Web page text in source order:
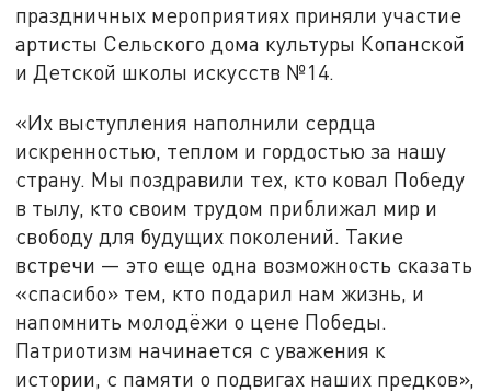
праздничных мероприятиях приняли участие
артисты Сельского дома культуры Копанской
и Детской школы искусств №14.
«Их выступления наполнили сердца
искренностью, теплом и гордостью за нашу
страну. Мы поздравили тех, кто ковал Победу
в тылу, кто своим трудом приближал мир и
свободу для будущих поколений. Такие
встречи — это еще одна возможность сказать
«спасибо» тем, кто подарил нам жизнь, и
напомнить молодёжи о цене Победы.
Патриотизм начинается с уважения к
истории, с памяти о подвигах наших предков»,